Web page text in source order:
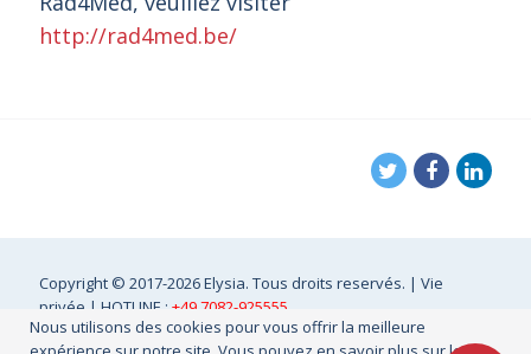
http://rad4med.be/
Copyright © 2017-2026 Elysia. Tous droits reservés. |Vie
privée | HOTLINE :+49 7082-925555
Nous utilisons des cookies pour vous offrir la meilleure